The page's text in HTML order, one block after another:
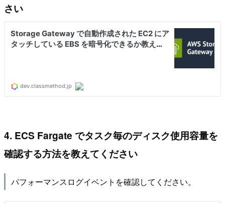
さい
4. ECS Fargate でタスク毎のディスク使用容量を
確認する方法を教えてください
パフォーマンスログイベントを確認してください。